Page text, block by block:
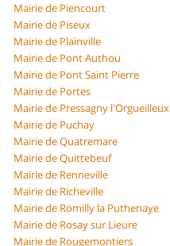
Mairie de Piencourt
Mairie de Piseux
Mairie de Plainville
Mairie de Pont Authou
Mairie de Pont Saint Pierre
Mairie de Portes
Mairie de Pressagny l'Orgueilleux
Mairie de Puchay
Mairie de Quatremare
Mairie de Quittebeuf
Mairie de Renneville
Mairie de Richeville
Mairie de Romilly la Puthenaye
Mairie de Rosay sur Lieure
Mairie de Rougemontiers